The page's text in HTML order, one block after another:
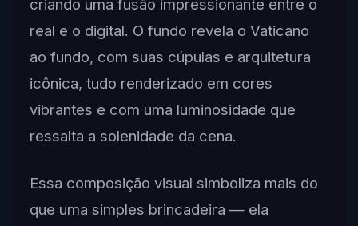
criando uma fusão impressionante entre o
real e o digital. O fundo revela o Vaticano
ao fundo, com suas cúpulas e arquitetura
icônica, tudo renderizado em cores
vibrantes e com uma luminosidade que
ressalta a solenidade da cena.
Essa composição visual simboliza mais do
que uma simples brincadeira — ela